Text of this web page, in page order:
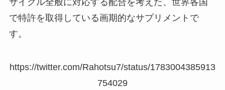
で特許を取得している画期的なサプリメントで
す。
https://twitter.com/Rahotsu7/status/1783004385913
754029